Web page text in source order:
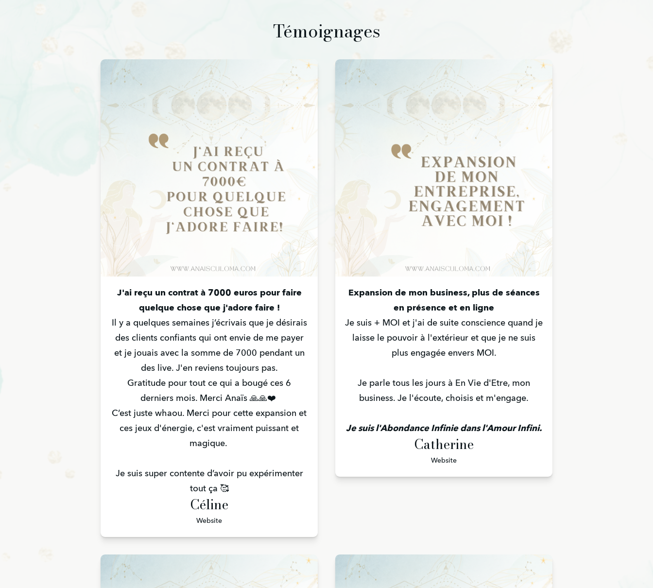
Témoignages
Céline
Website
J'ai reçu un contrat à 7000 euros pour faire
quelque chose que j'adore faire !
Il y a quelques semaines j’écrivais que je désirais
des clients confiants qui ont envie de me payer
et je jouais avec la somme de 7000 pendant un
des live. J'en reviens toujours pas.
Gratitude pour tout ce qui a bougé ces 6
derniers mois. Merci Anaïs 🙏🙏❤️
C’est juste whaou. Merci pour cette expansion et
ces jeux d'énergie, c'est vraiment puissant et
magique.
Je suis super contente d’avoir pu expérimenter
tout ça 🥰
Catherine
Website
Expansion de mon business, plus de séances
en présence et en ligne
Je suis + MOI et j'ai de suite conscience quand je
laisse le pouvoir à l'extérieur et que je ne suis
plus engagée envers MOI.
Je parle tous les jours à En Vie d'Etre, mon
business. Je l'écoute, choisis et m'engage.
Je suis l'Abondance Infinie dans l'Amour Infini.